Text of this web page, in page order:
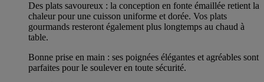
Des plats savoureux : la conception en fonte émaillée retient la
chaleur pour une cuisson uniforme et dorée. Vos plats
gourmands resteront également plus longtemps au chaud à
table.
Bonne prise en main : ses poignées élégantes et agréables sont
parfaites pour le soulever en toute sécurité.